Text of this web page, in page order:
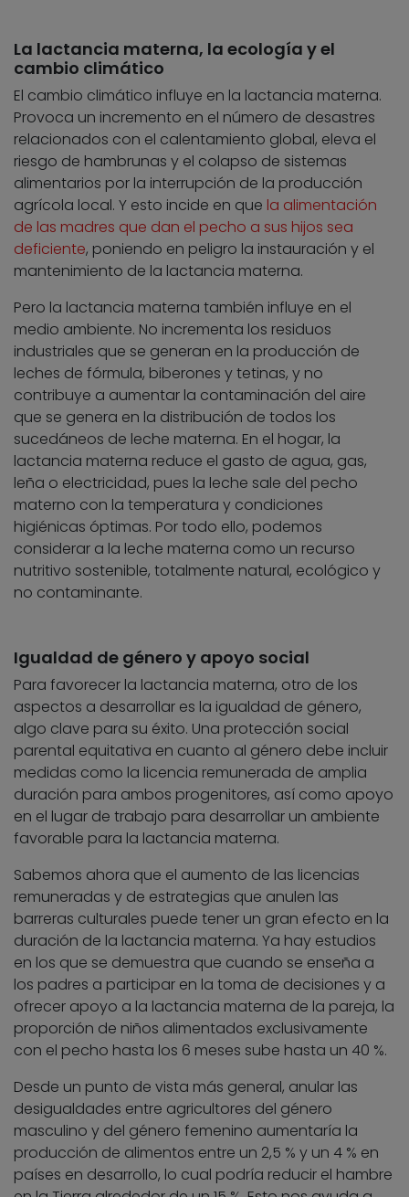
La lactancia materna, la ecología y el
cambio climático
El cambio climático influye en la lactancia materna.
Provoca un incremento en el número de desastres
relacionados con el calentamiento global, eleva el
riesgo de hambrunas y el colapso de sistemas
alimentarios por la interrupción de la producción
agrícola local. Y esto incide en que la alimentación
de las madres que dan el pecho a sus hijos sea
deficiente, poniendo en peligro la instauración y el
mantenimiento de la lactancia materna.
Pero la lactancia materna también influye en el
medio ambiente. No incrementa los residuos
industriales que se generan en la producción de
leches de fórmula, biberones y tetinas, y no
contribuye a aumentar la contaminación del aire
que se genera en la distribución de todos los
sucedáneos de leche materna. En el hogar, la
lactancia materna reduce el gasto de agua, gas,
leña o electricidad, pues la leche sale del pecho
materno con la temperatura y condiciones
higiénicas óptimas. Por todo ello, podemos
considerar a la leche materna como un recurso
nutritivo sostenible, totalmente natural, ecológico y
no contaminante.
Igualdad de género y apoyo social
Para favorecer la lactancia materna, otro de los
aspectos a desarrollar es la igualdad de género,
algo clave para su éxito. Una protección social
parental equitativa en cuanto al género debe incluir
medidas como la licencia remunerada de amplia
duración para ambos progenitores, así como apoyo
en el lugar de trabajo para desarrollar un ambiente
favorable para la lactancia materna.
Sabemos ahora que el aumento de las licencias
remuneradas y de estrategias que anulen las
barreras culturales puede tener un gran efecto en la
duración de la lactancia materna. Ya hay estudios
en los que se demuestra que cuando se enseña a
los padres a participar en la toma de decisiones y a
ofrecer apoyo a la lactancia materna de la pareja, la
proporción de niños alimentados exclusivamente
con el pecho hasta los 6 meses sube hasta un 40 %.
Desde un punto de vista más general, anular las
desigualdades entre agricultores del género
masculino y del género femenino aumentaría la
producción de alimentos entre un 2,5 % y un 4 % en
países en desarrollo, lo cual podría reducir el hambre